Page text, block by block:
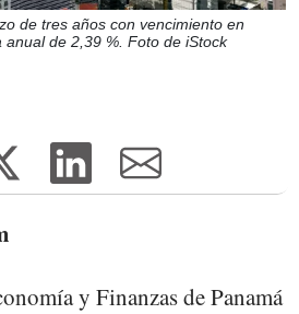
de tres años con vencimiento en
de 2,39 %. Foto de iStock
y Finanzas de Panamá